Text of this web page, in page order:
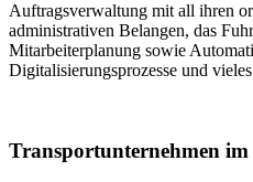
Auftragsverwaltung mit all ihren
administrativen Belangen, das
Mitarbeiterplanung sowie
Digitalisierungsprozesse und
Transportunternehmen im